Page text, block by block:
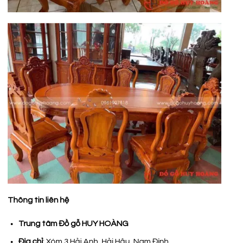
Thông tin liên hệ
Trung tâm Đồ gỗ HUY HOÀNG